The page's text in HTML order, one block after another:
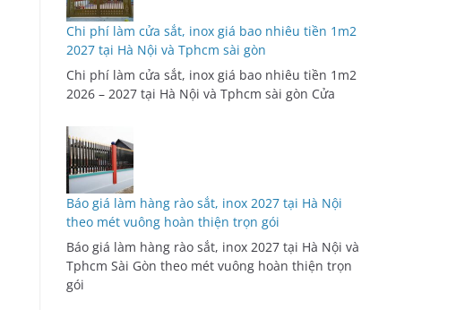
Chi phí làm cửa sắt, inox giá bao nhiêu tiền 1m2
2027 tại Hà Nội và Tphcm sài gòn
Chi phí làm cửa sắt, inox giá bao nhiêu tiền 1m2
2026 – 2027 tại Hà Nội và Tphcm sài gòn Cửa
Báo giá làm hàng rào sắt, inox 2027 tại Hà Nội
theo mét vuông hoàn thiện trọn gói
Báo giá làm hàng rào sắt, inox 2027 tại Hà Nội và
Tphcm Sài Gòn theo mét vuông hoàn thiện trọn
gói